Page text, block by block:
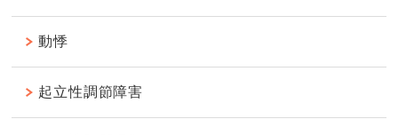
動悸
起立性調節障害